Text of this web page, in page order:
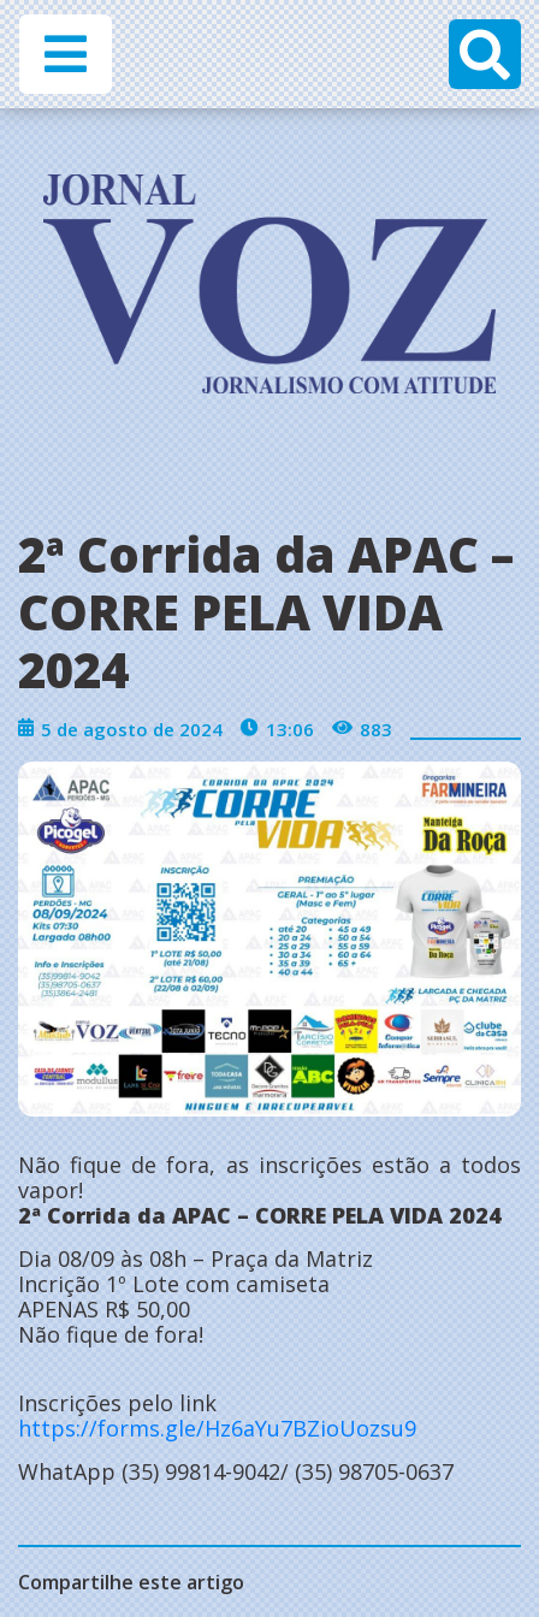
2ª Corrida da APAC –
CORRE PELA VIDA
2024
5 de agosto de 2024 13:06 883
Não fique de fora, as inscrições estão a todos
vapor!
2ª Corrida da APAC – CORRE PELA VIDA 2024
Dia 08/09 às 08h – Praça da Matriz
Incrição 1º Lote com camiseta
APENAS R$ 50,00
Não fique de fora!
Inscrições pelo link
https://forms.gle/Hz6aYu7BZioUozsu9
WhatApp (35) 99814-9042/ (35) 98705-0637
Compartilhe este artigo